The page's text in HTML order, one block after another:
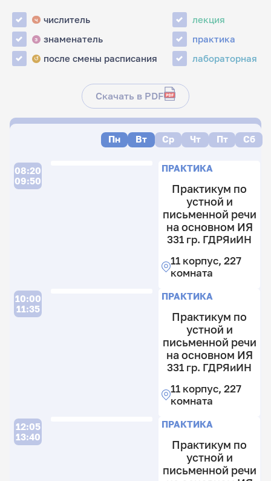
ч числитель
з знаменатель
↺ после смены расписания
лекция
практика
лабораторная
Скачать в PDF
Пн Вт Ср Чт Пт Сб
08:20
09:50
ПРАКТИКА
Практикум по
устной и
письменной речи
на основном ИЯ
331 гр. ГДРЯиИН
11 корпус, 227
комната
10:00
11:35
ПРАКТИКА
Практикум по
устной и
письменной речи
на основном ИЯ
331 гр. ГДРЯиИН
11 корпус, 227
комната
12:05
13:40
ПРАКТИКА
Практикум по
устной и
письменной речи